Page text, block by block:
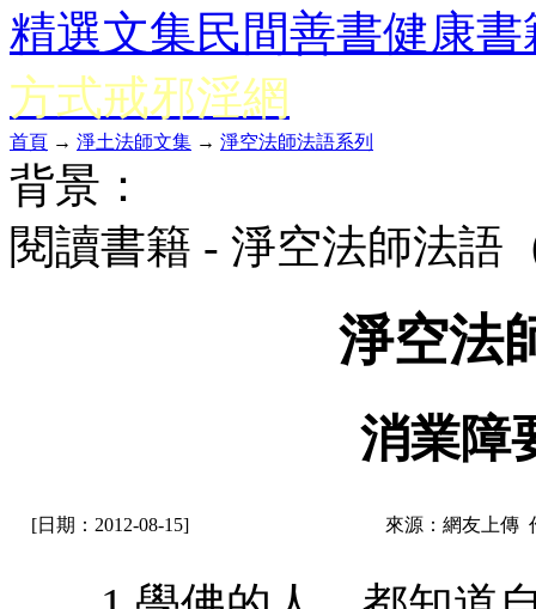
精選文集民間善書健康書
方式戒邪淫網
首頁 → 淨土法師文集 → 淨空法師法語系列
背景：
閱讀書籍 - 淨空法師法語
淨空法
消業障
[日期：2012-08-15] 來源：網友上傳